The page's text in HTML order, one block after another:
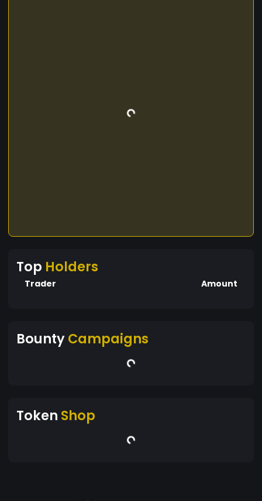
Top Holders
Trader Amount
BountyCampaigns
Token Shop